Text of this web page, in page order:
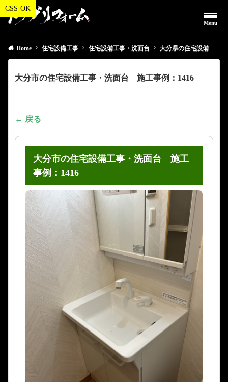
Menu
Home 住宅設備工事 住宅設備工事・洗面台 大分県の住宅設備工事・洗面台
大分市の住宅設備工事・洗面台 施工事例：1416
← 戻る
大分市の住宅設備工事・洗面台 施工
事例：1416